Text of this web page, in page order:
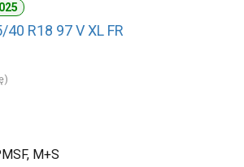
40 R18 97 V XL FR
M+S